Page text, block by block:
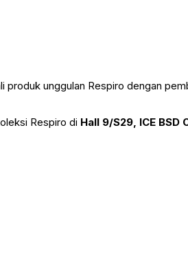
produk unggulan Respiro dengan
Respiro di Hall 9/S29, ICE BSD